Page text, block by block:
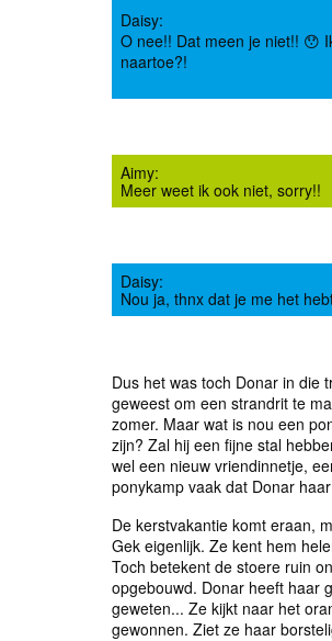
Daisy:
O nee!! Dat meen je niet!! 😯
naartoe?!
Aimy:
Meer weet ik ook niet, sorry!!
Daisy:
Nou ja, thnx dat je me het
Dus het was toch Donar in die
geweest om een strandrit te
zomer. Maar wat is nou een
zijn? Zal hij een fijne stal
wel een nieuw vriendinnetje,
ponykamp vaak dat Donar
De kerstvakantie komt eraan,
Gek eigenlijk. Ze kent hem
Toch betekent de stoere ruin
opgebouwd. Donar heeft haar
geweten... Ze kijkt naar het
gewonnen. Ziet ze haar